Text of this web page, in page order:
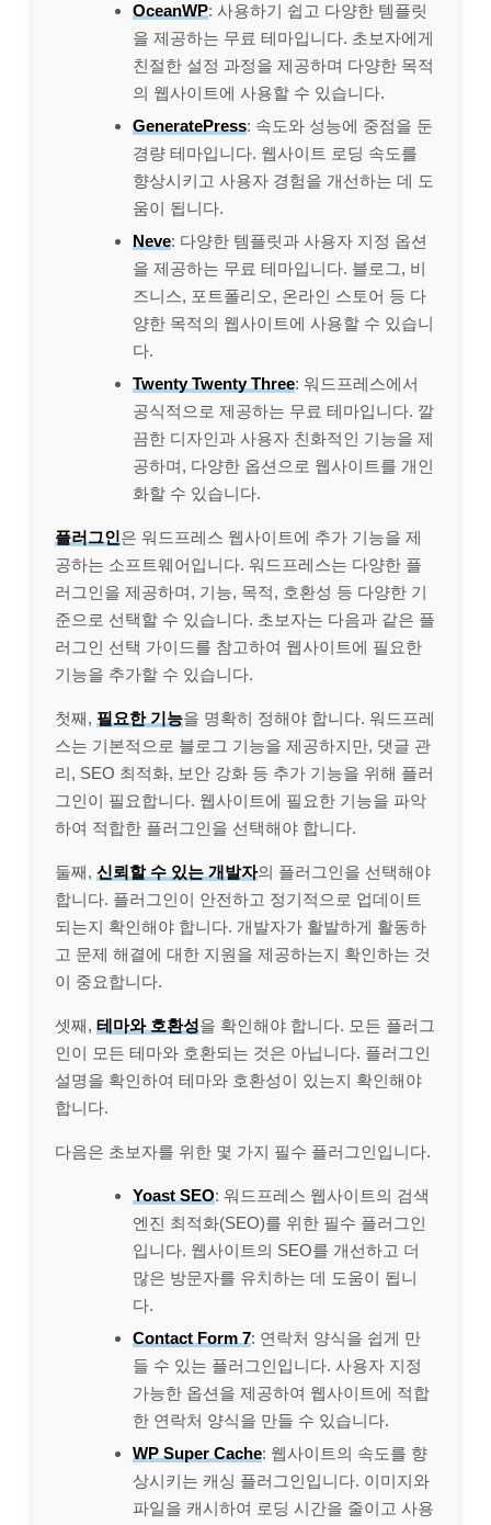
OceanWP: 사용하기 쉽고 다양한 템플릿
을 제공하는 무료 테마입니다. 초보자에게
친절한 설정 과정을 제공하며 다양한 목적
의 웹사이트에 사용할 수 있습니다.
GeneratePress: 속도와 성능에 중점을 둔
경량 테마입니다. 웹사이트 로딩 속도를
향상시키고 사용자 경험을 개선하는 데 도
움이 됩니다.
Neve: 다양한 템플릿과 사용자 지정 옵션
을 제공하는 무료 테마입니다. 블로그, 비
즈니스, 포트폴리오, 온라인 스토어 등 다
양한 목적의 웹사이트에 사용할 수 있습니
다.
Twenty Twenty Three: 워드프레스에서
공식적으로 제공하는 무료 테마입니다. 깔
끔한 디자인과 사용자 친화적인 기능을 제
공하며, 다양한 옵션으로 웹사이트를 개인
화할 수 있습니다.
플러그인은 워드프레스 웹사이트에 추가 기능을 제
공하는 소프트웨어입니다. 워드프레스는 다양한 플
러그인을 제공하며, 기능, 목적, 호환성 등 다양한 기
준으로 선택할 수 있습니다. 초보자는 다음과 같은 플
러그인 선택 가이드를 참고하여 웹사이트에 필요한
기능을 추가할 수 있습니다.
첫째, 필요한 기능을 명확히 정해야 합니다. 워드프레
스는 기본적으로 블로그 기능을 제공하지만, 댓글 관
리, SEO 최적화, 보안 강화 등 추가 기능을 위해 플러
그인이 필요합니다. 웹사이트에 필요한 기능을 파악
하여 적합한 플러그인을 선택해야 합니다.
둘째, 신뢰할 수 있는 개발자의 플러그인을 선택해야
합니다. 플러그인이 안전하고 정기적으로 업데이트
되는지 확인해야 합니다. 개발자가 활발하게 활동하
고 문제 해결에 대한 지원을 제공하는지 확인하는 것
이 중요합니다.
셋째, 테마와 호환성을 확인해야 합니다. 모든 플러그
인이 모든 테마와 호환되는 것은 아닙니다. 플러그인
설명을 확인하여 테마와 호환성이 있는지 확인해야
합니다.
다음은 초보자를 위한 몇 가지 필수 플러그인입니다.
Yoast SEO: 워드프레스 웹사이트의 검색
엔진 최적화(SEO)를 위한 필수 플러그인
입니다. 웹사이트의 SEO를 개선하고 더
많은 방문자를 유치하는 데 도움이 됩니
다.
Contact Form 7: 연락처 양식을 쉽게 만
들 수 있는 플러그인입니다. 사용자 지정
가능한 옵션을 제공하여 웹사이트에 적합
한 연락처 양식을 만들 수 있습니다.
WP Super Cache: 웹사이트의 속도를 향
상시키는 캐싱 플러그인입니다. 이미지와
파일을 캐시하여 로딩 시간을 줄이고 사용